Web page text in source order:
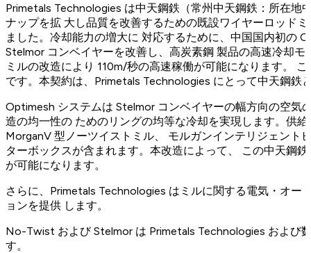
Primetals Technologies は中天鋼鉄（常州中天鋼鉄：所在地
ナップを拡 大し品質を改善するための既設ワイヤーロッド
ました。冷却能力の増大に 対応するために、中国国内初の
Stelmor コンベイヤーを改善し、高炭素鋼 製品の高速冷却
ミルの改造により 110m/秒の高速稼働が可能になります。
です。本契約は、Primetals Technologies にとって中天鋼鉄
Optimesh システムは Stelmor コンベイヤーの幅方向の空気
造の均一性の ためのリングの均等な冷却を実現します。供
MorganV 型ノーツイストミル、 モルガンインテリジェント
ターボックスが含まれます。本改造によって、 この中天鋼
が可能になります。
さらに、Primetals Technologies はミルに関する電気・オー
ョンを提供 します。
No-Twist および Stelmor は Primetals Technologies および
す。